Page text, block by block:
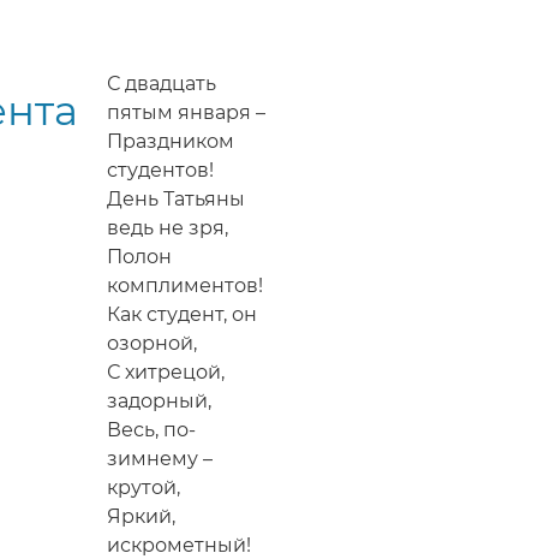
днем
студентов
в
стихах
С двадцать
пятым января –
Праздником
студентов!
День Татьяны
ведь не зря,
Полон
комплиментов!
Как студент, он
озорной,
С хитрецой,
задорный,
Весь, по-
зимнему –
крутой,
Яркий,
искрометный!